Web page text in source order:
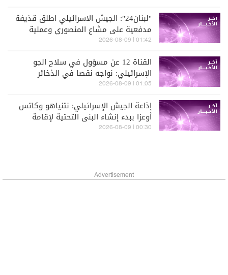
"لبنان24": الجيش الاسرائيلي اطلق قذيفة
مدفعية على مشاع المنصوري وعملية
تمشيط باتجاه حداثا
01:42 | 2026-08-09
القناة 12 عن مسؤول في سلاح الجو
الإسرائيلي: نواجه نقصا في الذخائر
والصواريخ الاعتراضية
01:05 | 2026-08-09
إذاعة الجيش الإسرائيلي: نتنياهو وكاتس
أوعزا ببدء إنشاء البنى التحتية لإقامة
مدينة جديدة في رفح جنوبي قطاع غزة
00:30 | 2026-08-09
Advertisement